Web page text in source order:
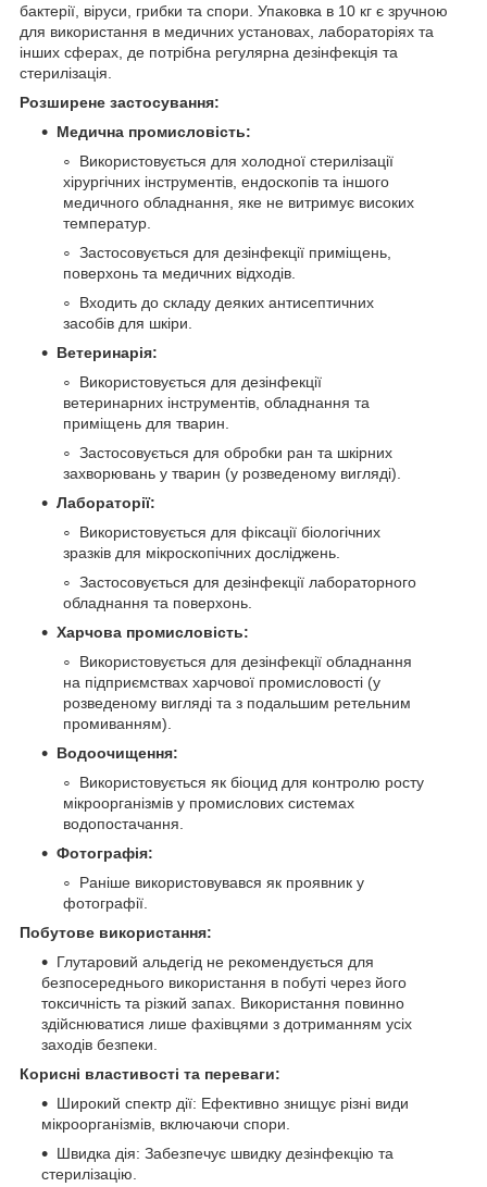
бактерії, віруси, грибки та спори. Упаковка в 10 кг є зручною
для використання в медичних установах, лабораторіях та
інших сферах, де потрібна регулярна дезінфекція та
стерилізація.
Розширене застосування:
Медична промисловість:
Використовується для холодної стерилізації
хірургічних інструментів, ендоскопів та іншого
медичного обладнання, яке не витримує високих
температур.
Застосовується для дезінфекції приміщень,
поверхонь та медичних відходів.
Входить до складу деяких антисептичних
засобів для шкіри.
Ветеринарія:
Використовується для дезінфекції
ветеринарних інструментів, обладнання та
приміщень для тварин.
Застосовується для обробки ран та шкірних
захворювань у тварин (у розведеному вигляді).
Лабораторії:
Використовується для фіксації біологічних
зразків для мікроскопічних досліджень.
Застосовується для дезінфекції лабораторного
обладнання та поверхонь.
Харчова промисловість:
Використовується для дезінфекції обладнання
на підприємствах харчової промисловості (у
розведеному вигляді та з подальшим ретельним
промиванням).
Водоочищення:
Використовується як біоцид для контролю росту
мікроорганізмів у промислових системах
водопостачання.
Фотографія:
Раніше використовувався як проявник у
фотографії.
Побутове використання:
Глутаровий альдегід не рекомендується для
безпосереднього використання в побуті через його
токсичність та різкий запах. Використання повинно
здійснюватися лише фахівцями з дотриманням усіх
заходів безпеки.
Корисні властивості та переваги:
Широкий спектр дії: Ефективно знищує різні види
мікроорганізмів, включаючи спори.
Швидка дія: Забезпечує швидку дезінфекцію та
стерилізацію.